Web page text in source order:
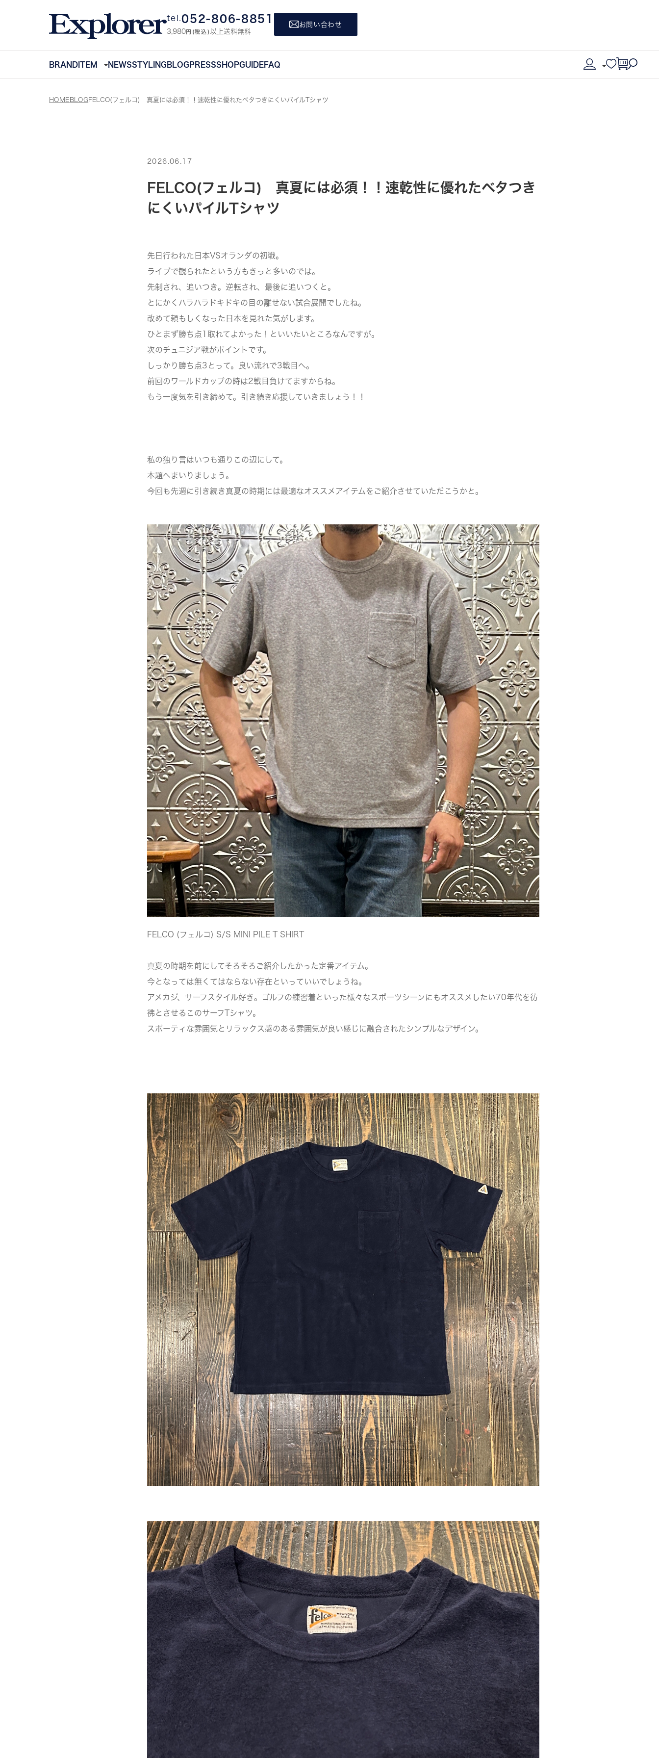
tel.052-806-8851
3,980円(税込)以上送料無料
お問い合わせ
BRANDITEM NEWSSTYLINGBLOGPRESSSHOPGUIDEFAQ
HOMEBLOGFELCO(フェルコ) 真夏には必須！！速乾性に優れたベタつきにくいパイルTシャツ
2026.06.17
FELCO(フェルコ) 真夏には必須！！速乾性に優れたベタつき
にくいパイルTシャツ
先日行われた日本VSオランダの初戦。
ライブで観られたという方もきっと多いのでは。
先制され、追いつき。逆転され、最後に追いつくと。
とにかくハラハラドキドキの目の離せない試合展開でしたね。
改めて頼もしくなった日本を見れた気がします。
ひとまず勝ち点1取れてよかった！といいたいところなんですが。
次のチュニジア戦がポイントです。
しっかり勝ち点3とって。良い流れで3戦目へ。
前回のワールドカップの時は2戦目負けてますからね。
もう一度気を引き締めて。引き続き応援していきましょう！！
私の独り言はいつも通りこの辺にして。
本題へまいりましょう。
今回も先週に引き続き真夏の時期には最適なオススメアイテムをご紹介させていただこうかと。
FELCO (フェルコ) S/S MINI PILE T SHIRT
真夏の時期を前にしてそろそろご紹介したかった定番アイテム。
今となっては無くてはならない存在といっていいでしょうね。
アメカジ、サーフスタイル好き。ゴルフの練習着といった様々なスポーツシーンにもオススメしたい70年代を彷
彿とさせるこのサーフTシャツ。
スポーティな雰囲気とリラックス感のある雰囲気が良い感じに融合されたシンプルなデザイン。